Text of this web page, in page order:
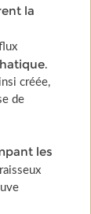
la
.
créée,
de
les